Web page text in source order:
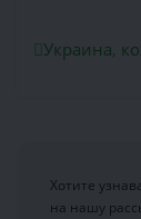
Украина,
Хотите
на нашу